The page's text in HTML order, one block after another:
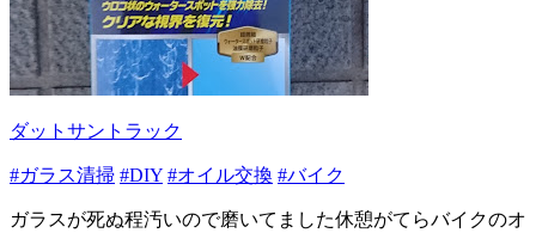
ダットサントラック
#ガラス清掃 #DIY #オイル交換 #バイク
ガラスが死ぬ程汚いので磨いてました休憩がてらバイクのオ